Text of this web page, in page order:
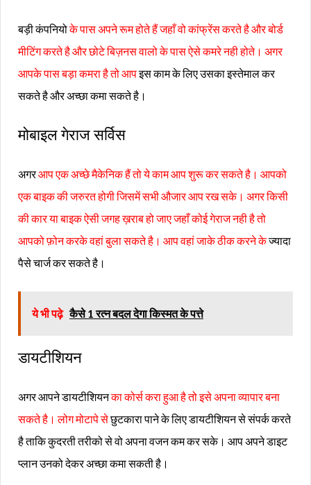
बड़ी कंपनियोके पास अपने रूम होते हैं जहाँ वो कांफ्रेंस करते है और बोर्ड
मीटिंग करते है और छोटे बिज़नस वालो के पास ऐसे कमरे नही होते। अगर
आपके पास बड़ा कमरा है तो आपइस काम के लिए उसका इस्तेमाल कर
सकते है और अच्छा कमा सकते है।
मोबाइल गेराज सर्विस
अगरआप एक अच्छे मैकेनिक हैं तो ये काम आप शुरू कर सकते है। आपको
एक बाइक की जरुरत होगी जिसमें सभी औजार आप रख सके। अगर किसी
की कार या बाइक ऐसी जगह ख़राब हो जाए जहाँ कोई गेराज नही है तो
आपको फ़ोन करके वहां बुला सकते है। आप वहां जाके ठीक करने केज्यादा
पैसे चार्ज कर सकते है।
ये भी पढ़े कैसे 1 रत्न बदल देगा किस्मत के पत्ते
डायटीशियन
अगर आपने डायटीशियनका कोर्स करा हुआ है तो इसे अपना व्यापार बना
सकते है। लोग मोटापे सेछुटकारा पाने के लिए डायटीशियन से संपर्क करते
है ताकि कुदरती तरीको से वो अपना वजन कम कर सके। आप अपने डाइट
प्लान उनको देकर अच्छा कमा सकती है।